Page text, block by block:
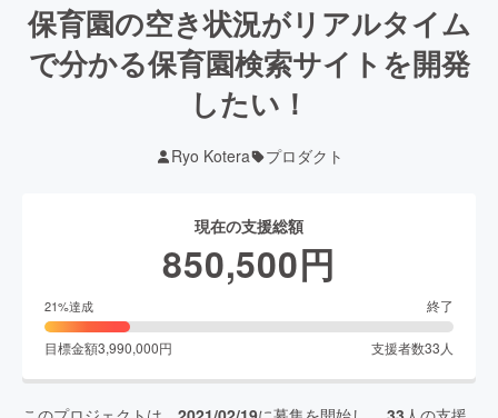
保育園の空き状況がリアルタイム
で分かる保育園検索サイトを開発
したい！
Ryo Kotera プロダクト
現在の支援総額
850,500円
21%達成 終了
目標金額3,990,000円 支援者数33 人